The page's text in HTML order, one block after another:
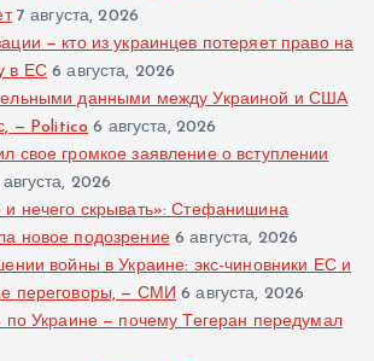
7 августа, 2026
— кто из украинцев потеряет право на
в ЕС 6 августа, 2026
данными между Украиной и США
— Politico 6 августа, 2026
свое громкое заявление о вступлении
2026
нечего скрывать»: Стефанишина
новое подозрение 6 августа, 2026
войны в Украине: экс-чиновники ЕС и
переговоры, — СМИ 6 августа, 2026
по Украине — почему Тегеран передумал